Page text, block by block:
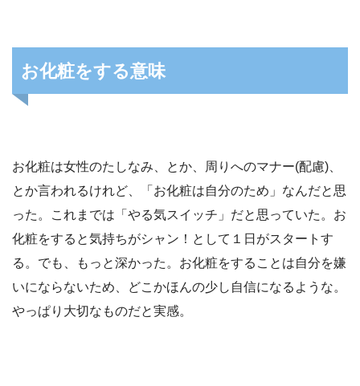
お化粧をする意味
お化粧は女性のたしなみ、とか、周りへのマナー(配慮)、
とか言われるけれど、「お化粧は自分のため」なんだと思
った。これまでは「やる気スイッチ」だと思っていた。お
化粧をすると気持ちがシャン！として１日がスタートす
る。でも、もっと深かった。お化粧をすることは自分を嫌
いにならないため、どこかほんの少し自信になるような。
やっぱり大切なものだと実感。